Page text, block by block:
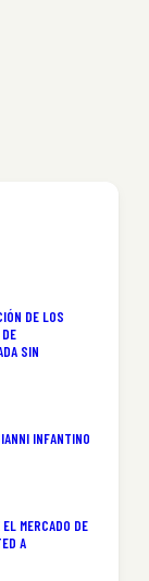
DE LOS
SIN
INFANTINO
MERCADO DE
A